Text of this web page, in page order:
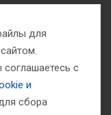
для
с
и
сбора